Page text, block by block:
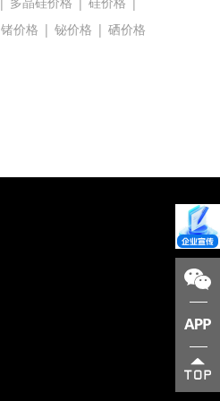
锗价格 | 铋价格 | 硒价格